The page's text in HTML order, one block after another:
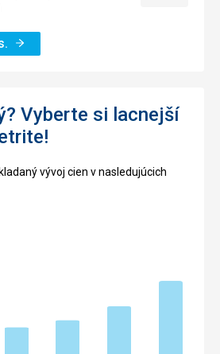
Vyberte si lacnejší
vývoj cien v nasledujúcich